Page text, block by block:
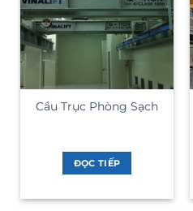
Cầu Trục Phòng Sạch
ĐỌC TIẾP